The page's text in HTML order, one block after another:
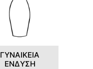
ΓΥΝΑΙΚΕΙΑ
ΕΝΔΥΣΗ